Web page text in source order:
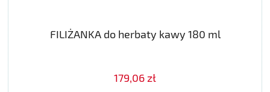
FILIŻANKA do herbaty kawy 180 ml
179,06 zł